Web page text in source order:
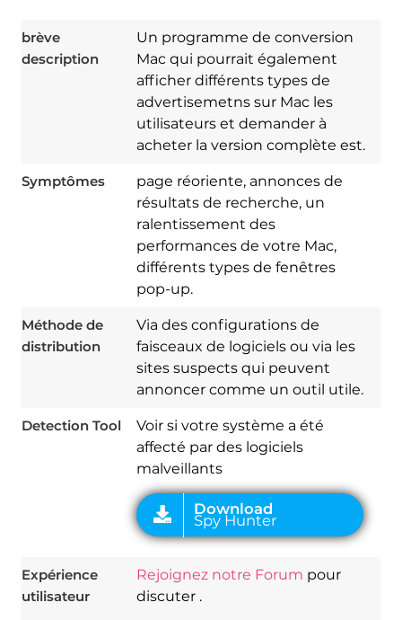
brève
description
Un programme de conversion
Mac qui pourrait également
afficher différents types de
advertisemetns sur Mac les
utilisateurs et demander à
acheter la version complète est.
Symptômes
page réoriente, annonces de
résultats de recherche, un
ralentissement des
performances de votre Mac,
différents types de fenêtres
pop-up.
Méthode de
distribution
Via des configurations de
faisceaux de logiciels ou via les
sites suspects qui peuvent
annoncer comme un outil utile.
Detection Tool
Voir si votre système a été
affecté par des logiciels
malveillants
Download
Spy Hunter
Expérience
utilisateur
Rejoignez notre Forum pour
discuter .